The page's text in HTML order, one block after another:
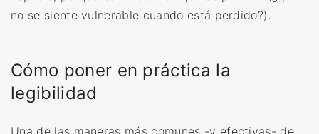
no se siente vulnerable cuando está perdido?).
Cómo poner en práctica la
legibilidad